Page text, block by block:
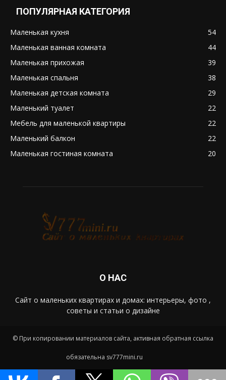
ПОПУЛЯРНАЯ КАТЕГОРИЯ
Маленькая кухня
54
Маленькая ванная комната
44
Маленькая прихожая
39
Маленькая спальня
38
Маленькая детская комната
29
Маленький туалет
22
Мебель для маленькой квартиры
22
Маленький балкон
22
Маленькая гостиная комната
20
О НАС
Сайт о маленьких квартирах и домах: интерьеры, фото ,
советы и статьи о дизайне
© При копировании материалов сайта, активная обратная ссылка
обязательна sv777mini.ru